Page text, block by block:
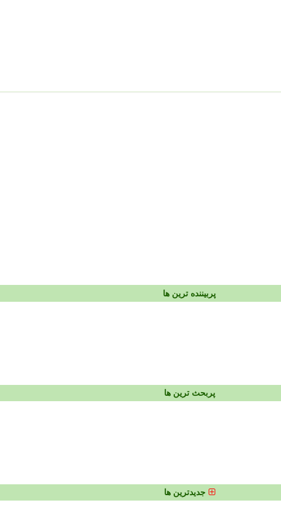
پربیننده ترین ها
پربحث ترین ها
جدیدترین ها